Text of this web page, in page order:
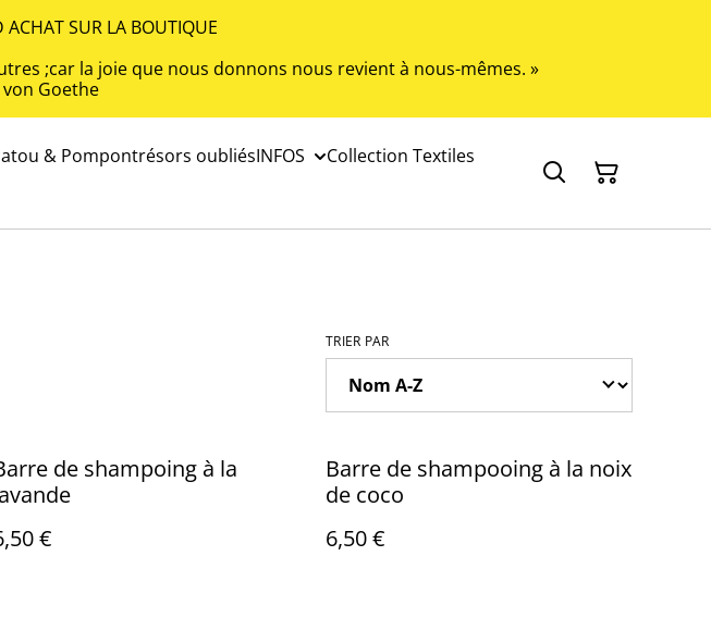
ACHAT SUR LA BOUTIQUE
;car la joie que nous donnons nous revient à nous-mêmes. »
Goethe
& Pompontrésors oubliésINFOS
Collection Textiles
TRIER PAR
de shampoing à la
€
Barre de shampooing à la noix
de coco
6,50 €